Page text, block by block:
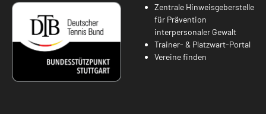
Zentrale Hinweisgeberstelle
für Prävention
interpersonaler Gewalt
Trainer- & Platzwart-Portal
Vereine finden